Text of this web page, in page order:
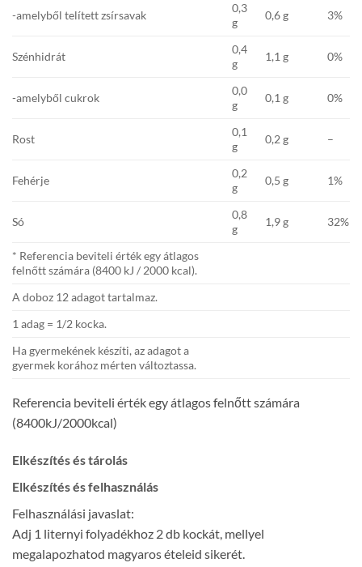
-amelyből telített zsírsavak
0,3
g
0,6 g 3%
Szénhidrát
0,4
g
1,1 g 0%
-amelyből cukrok
0,0
g
0,1 g 0%
Rost
0,1
g
0,2 g –
Fehérje
0,2
g
0,5 g 1%
Só
0,8
g
1,9 g 32%
* Referencia beviteli érték egy átlagos
felnőtt számára (8400 kJ / 2000 kcal).
A doboz 12 adagot tartalmaz.
1 adag = 1/2 kocka.
Ha gyermekének készíti, az adagot a
gyermek korához mérten változtassa.
Referencia beviteli érték egy átlagos felnőtt számára
(8400kJ/2000kcal)
Elkészítés és tárolás
Elkészítés és felhasználás
Felhasználási javaslat:
Adj 1 liternyi folyadékhoz 2 db kockát, mellyel
megalapozhatod magyaros ételeid sikerét.